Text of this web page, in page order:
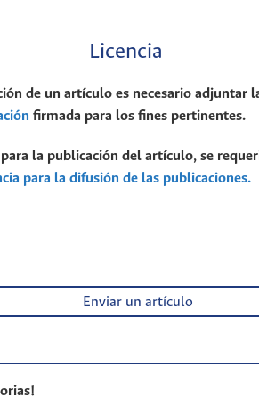
Licencia
de un artículo es necesario adjuntar
firmada para los fines pertinentes.
la publicación del artículo, se
para la difusión de las publicaciones.
Enviar un artículo